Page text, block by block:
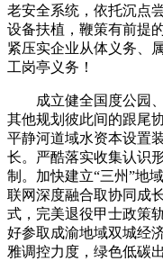
老安全系统，依托沉点
设备扶植，鞭策有前提
紧压实企业从体义务、
工岗亭义务！
成立健全国度公园、
其他规划彼此间的跟尾
平静河道域水资本设置
长。严酷落实收集认识
制。加快建立“三州”地
联网深度融合取协同成
式，完美退役甲士政策
好参取成渝地域双城经
雅调控力度，绿色低碳